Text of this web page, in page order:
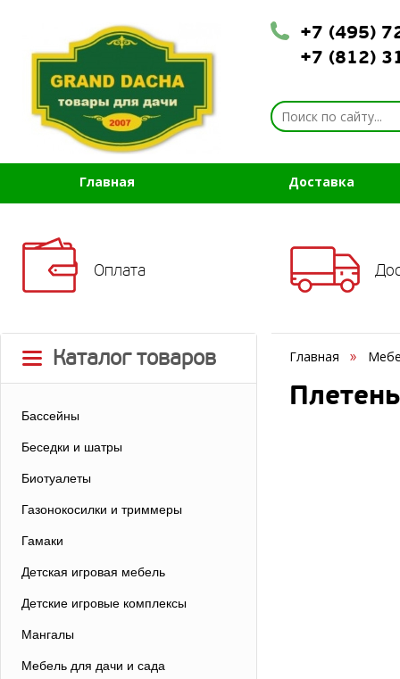
+7 (495)
+7 (812)
Главная Доставка
Оплата
Каталог товаров
Бассейны
Беседки и шатры
Биотуалеты
Газонокосилки и триммеры
Гамаки
Детская игровая мебель
Детские игровые комплексы
Мангалы
Мебель для дачи и сада
Главная